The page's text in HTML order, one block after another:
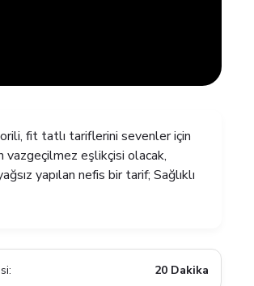
fit tatlı tariflerini sevenler için
vazgeçilmez eşlikçisi olacak,
yapılan nefis bir tarif; Sağlıklı
20 Dakika